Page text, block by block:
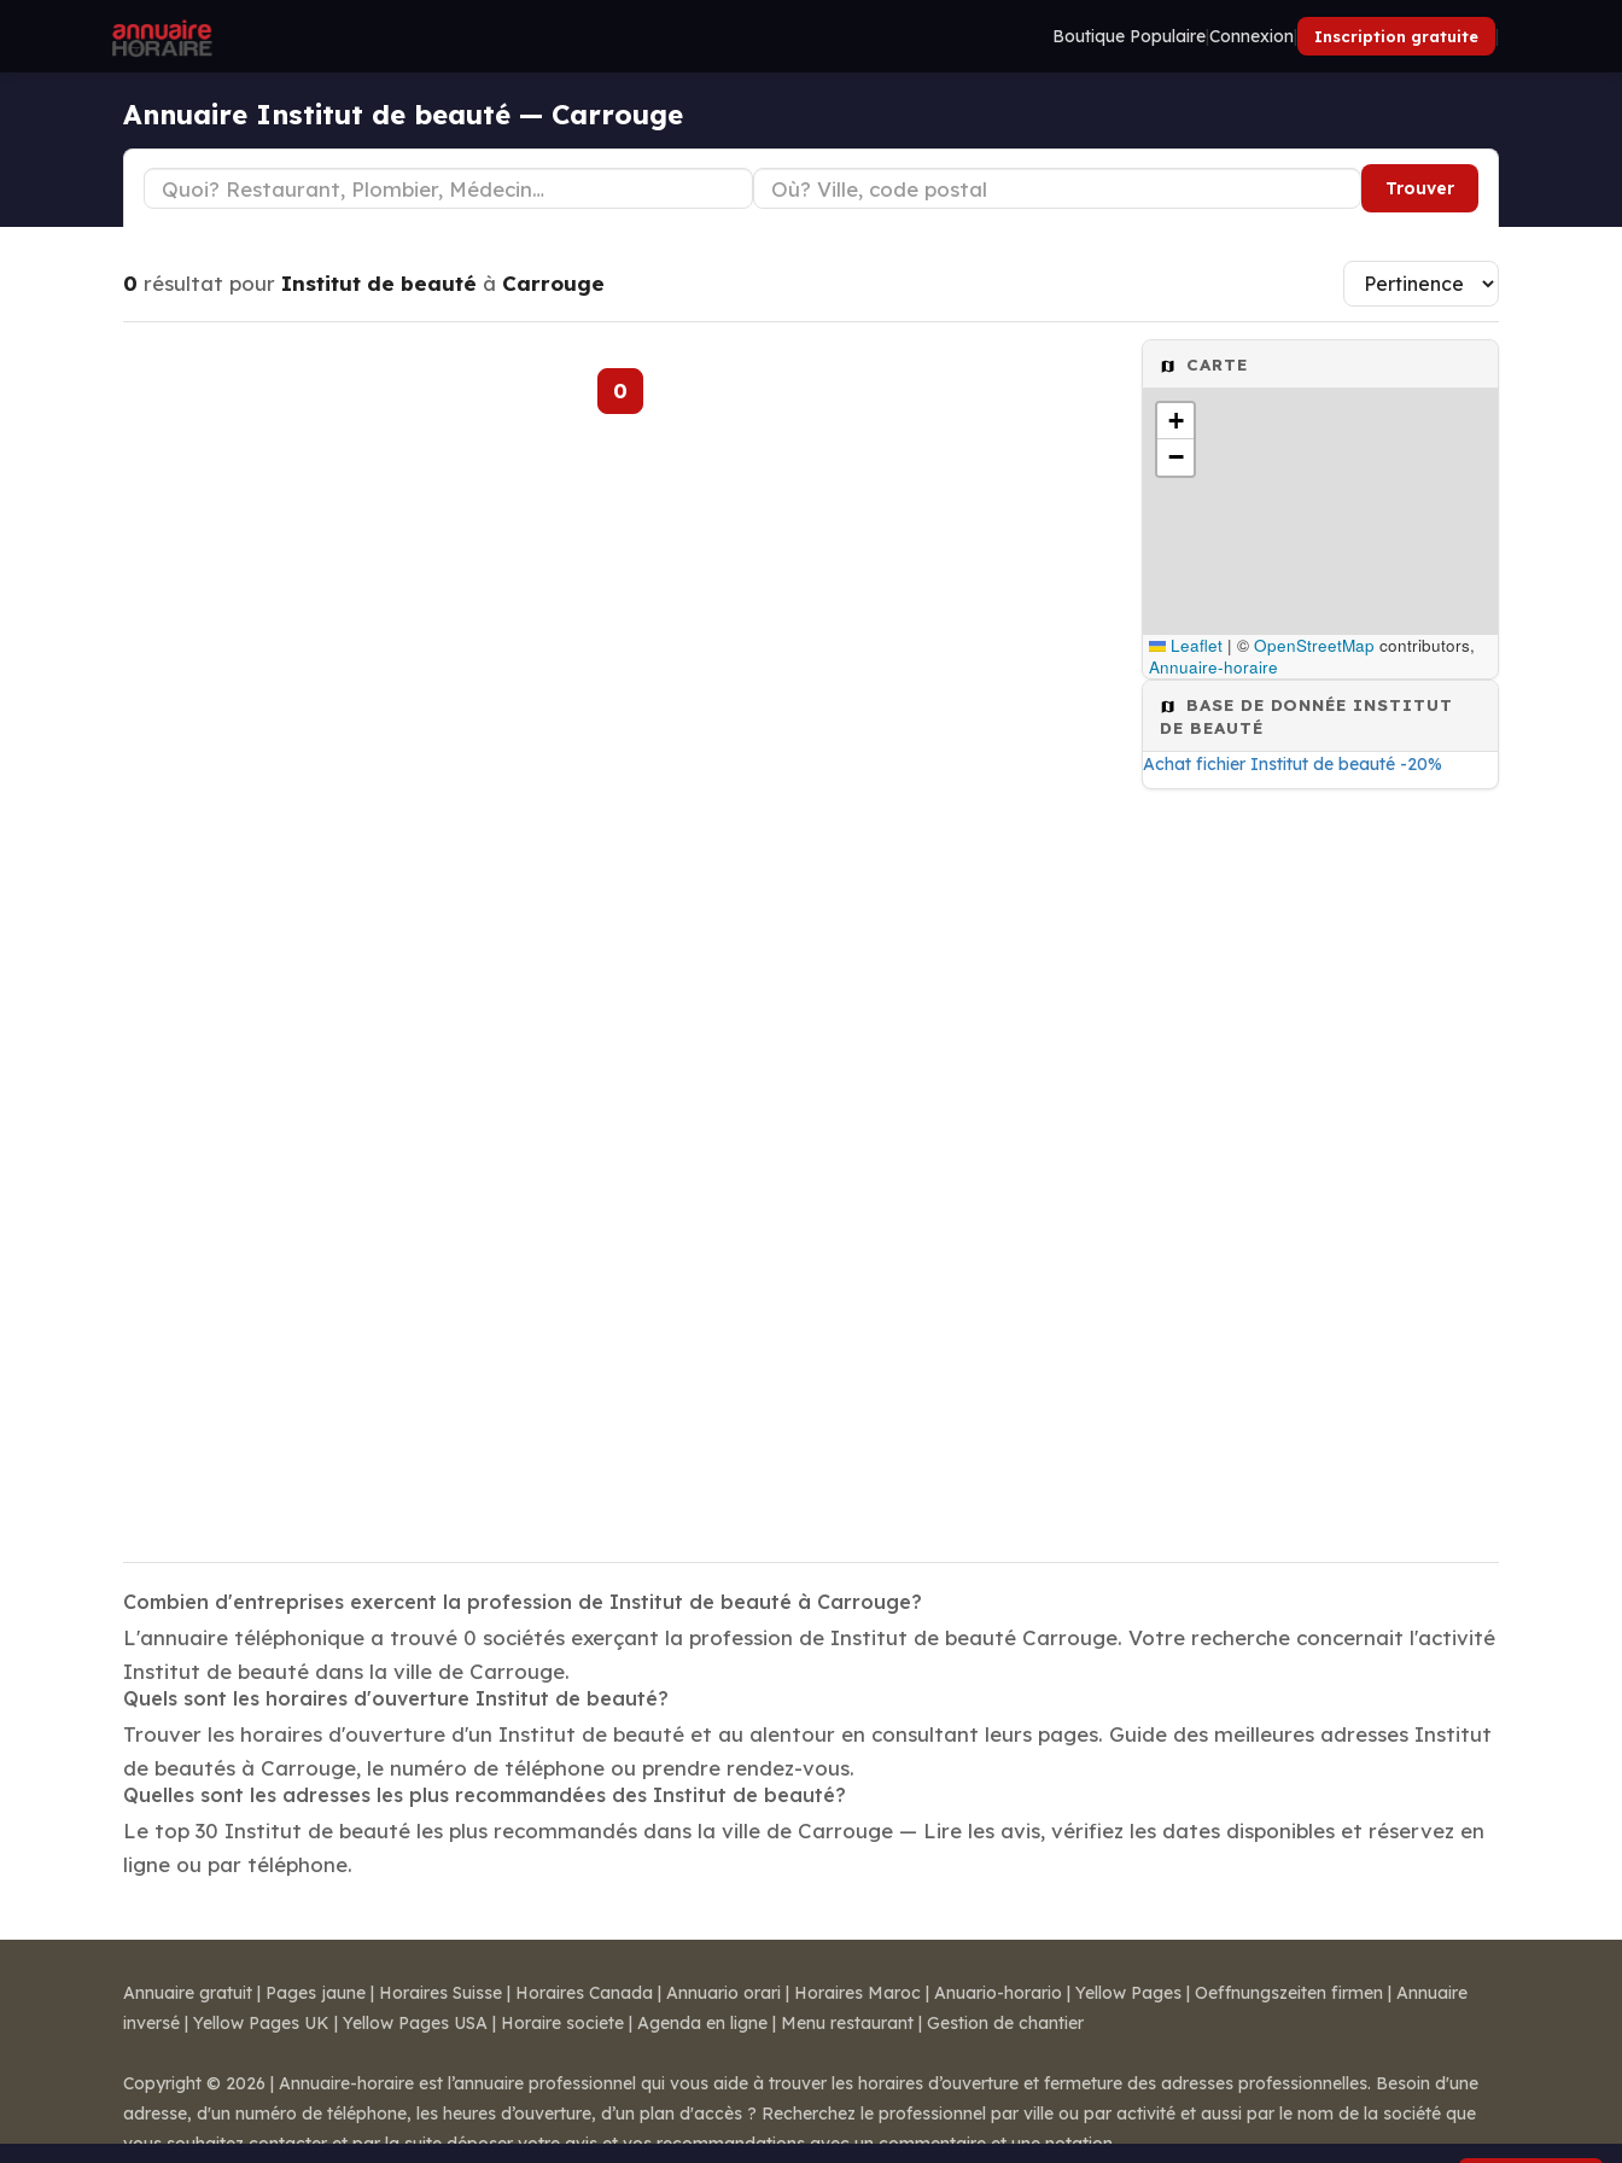
Boutique Populaire|Connexion| Inscription gratuite |
Annuaire Institut de beauté — Carrouge
Trouver
0 résultat pour Institut de beauté à Carrouge
0
CARTE
+
−
Leaflet | © OpenStreetMap contributors,
Annuaire-horaire
BASE DE DONNÉE INSTITUT
DE BEAUTÉ
Achat fichier Institut de beauté -20%
Combien d'entreprises exercent la profession de Institut de beauté à Carrouge?
L'annuaire téléphonique a trouvé 0 sociétés exerçant la profession de Institut de beauté Carrouge. Votre recherche concernait l'activité
Institut de beauté dans la ville de Carrouge.
Quels sont les horaires d'ouverture Institut de beauté?
Trouver les horaires d'ouverture d'un Institut de beauté et au alentour en consultant leurs pages. Guide des meilleures adresses Institut
de beautés à Carrouge, le numéro de téléphone ou prendre rendez-vous.
Quelles sont les adresses les plus recommandées des Institut de beauté?
Le top 30 Institut de beauté les plus recommandés dans la ville de Carrouge — Lire les avis, vérifiez les dates disponibles et réservez en
ligne ou par téléphone.
Annuaire gratuit | Pages jaune | Horaires Suisse | Horaires Canada | Annuario orari | Horaires Maroc | Anuario-horario | Yellow Pages | Oeffnungszeiten firmen | Annuaire
inversé | Yellow Pages UK | Yellow Pages USA | Horaire societe | Agenda en ligne | Menu restaurant | Gestion de chantier
Copyright © 2026 | Annuaire-horaire est l’annuaire professionnel qui vous aide à trouver les horaires d’ouverture et fermeture des adresses professionnelles. Besoin d'une
adresse, d'un numéro de téléphone, les heures d’ouverture, d’un plan d'accès ? Recherchez le professionnel par ville ou par activité et aussi par le nom de la société que
vous souhaitez contacter et par la suite déposer votre avis et vos recommandations avec un commentaire et une notation.